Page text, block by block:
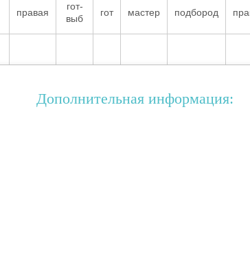
правая
гот-
выб
гот мастер подбород
Дополнительная информация: